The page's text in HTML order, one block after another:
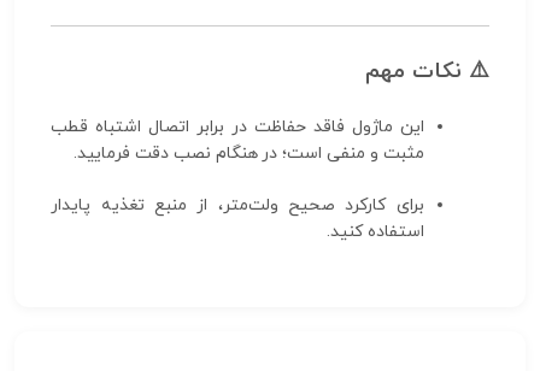
⚠️ نکات مهم
این ماژول فاقد حفاظت در برابر اتصال اشتباه قطب
مثبت و منفی است؛ در هنگام نصب دقت فرمایید.
برای کارکرد صحیح ولت‌متر، از منبع تغذیه پایدار
استفاده کنید.